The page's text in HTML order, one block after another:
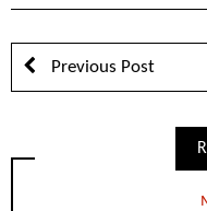
Previous Post